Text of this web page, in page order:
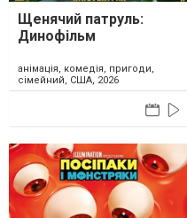
Щенячий патруль:
Динофільм
анімація, комедія, пригоди,
сімейний, США, 2026